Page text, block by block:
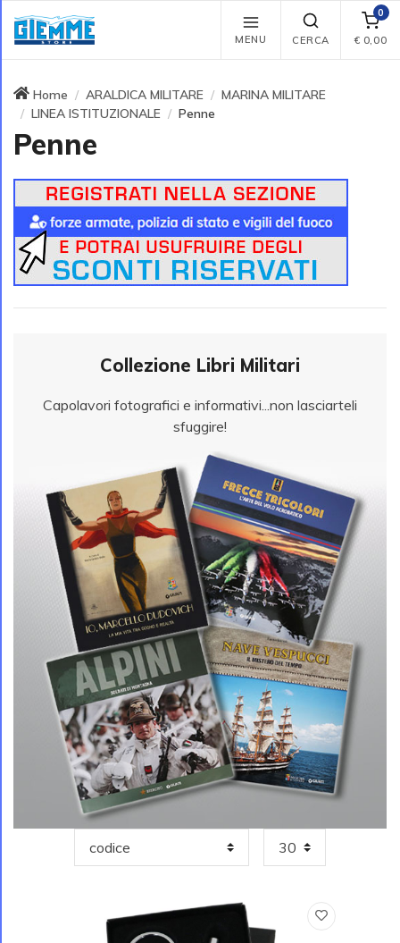
MENU CERCA
0
€ 0,00
Home ARALDICA MILITARE
MARINA MILITARE
LINEA ISTITUZIONALE
Penne
Penne
Collezione Libri Militari
Capolavori fotografici e informativi...non lasciarteli
sfuggire!